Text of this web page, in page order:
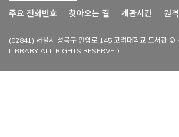
주요 전화번호
찾아오는 길 개관시간 원
(02841) 서울시 성북구 안암로 145 고려대학교 도서관
LIBRARY ALL RIGHTS RESERVED.